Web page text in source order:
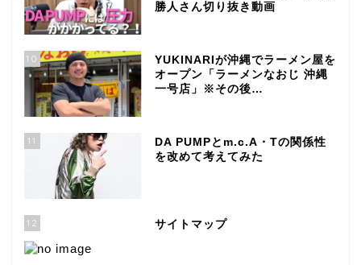
勝人さん切り抜き動画
10
YUKINARIが沖縄でラーメン屋を
オープン「ラーメンなおじ 沖縄
一号店」※その後…
11
DA PUMPとm.c.A・Tの関係性
を改めて考えてみた
12 サイトマップ